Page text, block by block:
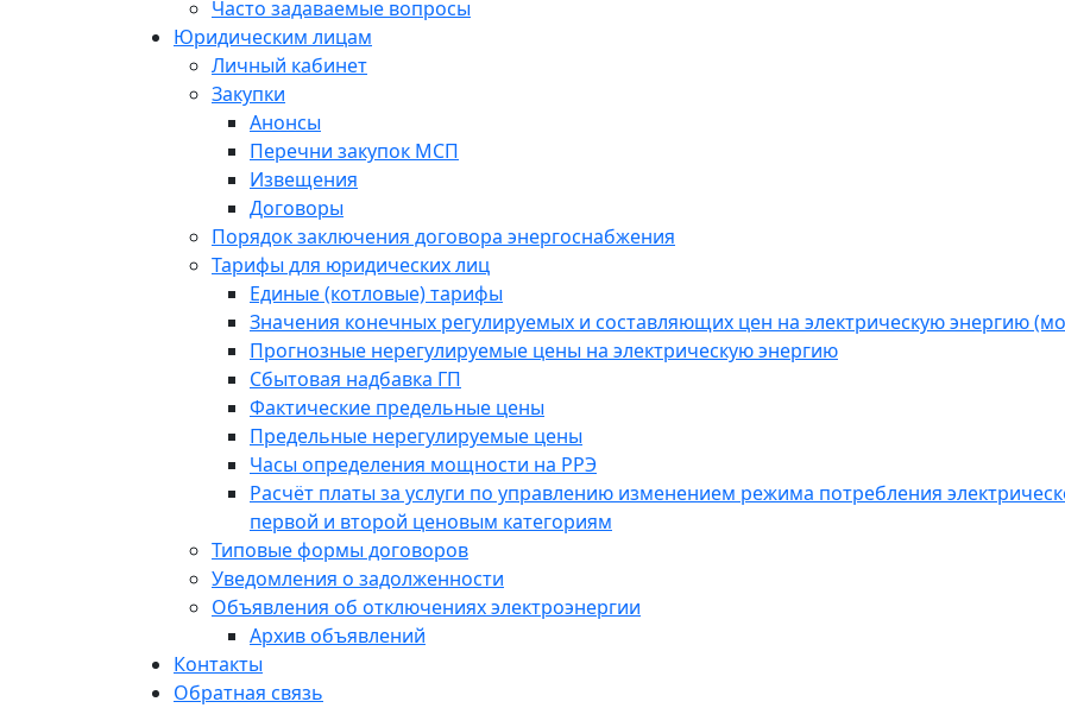
Часто задаваемые вопросы
Юридическим лицам
Личный кабинет
Закупки
Анонсы
Перечни закупок МСП
Извещения
Договоры
Порядок заключения договора энергоснабжения
Тарифы для юридических лиц
Единые (котловые) тарифы
Значения конечных регулируемых и составляющих цен на электрическую энергию
Прогнозные нерегулируемые цены на электрическую энергию
Сбытовая надбавка ГП
Фактические предельные цены
Предельные нерегулируемые цены
Часы определения мощности на РРЭ
Расчёт платы за услуги по управлению изменением режима потребления
первой и второй ценовым категориям
Типовые формы договоров
Уведомления о задолженности
Объявления об отключениях электроэнергии
Архив объявлений
Контакты
Обратная связь